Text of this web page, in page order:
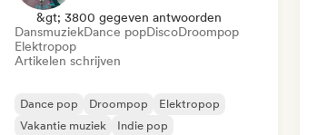
&gt; 3800 gegeven antwoorden
DansmuziekDance popDiscoDroompop
Elektropop
Artikelen schrijven
Dance pop Droompop
Elektropop
Vakantie muziek
Indie pop